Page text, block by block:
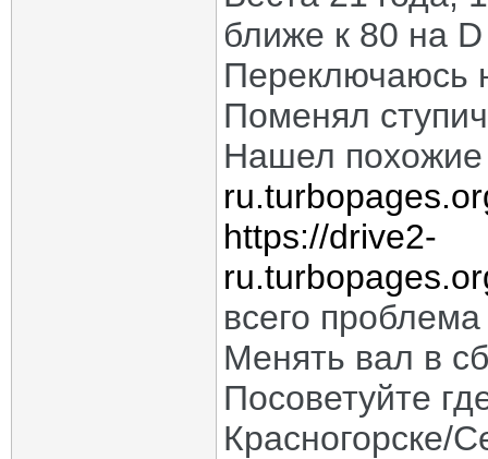
ближе к 80 на
Переключаюсь
Поменял
Нашел
https://drive2-
всего
Менять вал в
Посоветуйте
Красногорске/